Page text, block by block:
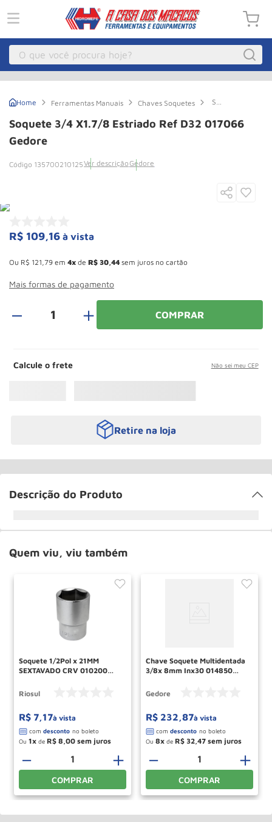
O que você procura hoje?
Ferramentas Manuais Chaves Soquetes
Soquete
x1.7/8
Estriado
Soquete 3/4 X1.7/8 Estriado Ref D32 017066
Gedore
135700210125Ver descriçãoGedore
R$ 109,16 à vista
Ou R$ 121 79 em 4 de R$ 30 44 sem juros no cartão
Mais formas de pagamento
＋ COMPRAR
Calcule o frete Não sei meu CEP
Retire na loja
Descrição do Produto
Quem viu, viu também
Soquete 1/2Pol x 21MM
SEXTAVADO CRV 010200
Riosul
R$ 7,17à vista
Ou 1 de R$ 8,00
＋
－
COMPRAR
Chave Soquete Multidentada
3/8x 8mm Inx30 014850
Gedore
R$ 232,87à vista
Ou 8 de R$ 32,47
＋
－
COMPRAR
3 º Macaco Hidraulico
8 Talha
9º Rodizio
10 º